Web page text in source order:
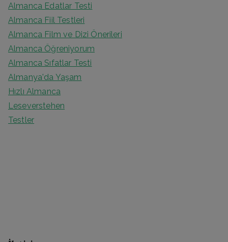
Almanca Edatlar Testi
Almanca Fiil Testleri
Almanca Film ve Dizi Önerileri
Almanca Öğreniyorum
Almanca Sıfatlar Testi
Almanya'da Yaşam
Hızlı Almanca
Leseverstehen
Testler